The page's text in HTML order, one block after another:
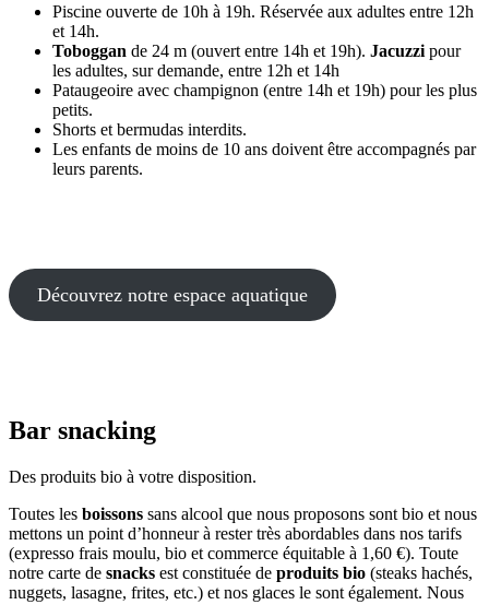
Piscine ouverte de 10h à 19h. Réservée aux adultes entre 12h
et 14h.
Toboggan de 24 m (ouvert entre 14h et 19h). Jacuzzi pour
les adultes, sur demande, entre 12h et 14h
Pataugeoire avec champignon (entre 14h et 19h) pour les plus
petits.
Shorts et bermudas interdits.
Les enfants de moins de 10 ans doivent être accompagnés par
leurs parents.
Découvrez notre espace aquatique
Bar snacking
Des produits bio à votre disposition.
Toutes les boissons sans alcool que nous proposons sont bio et nous
mettons un point d’honneur à rester très abordables dans nos tarifs
(expresso frais moulu, bio et commerce équitable à 1,60 €). Toute
notre carte de snacks est constituée de produits bio (steaks hachés,
nuggets, lasagne, frites, etc.) et nos glaces le sont également. Nous